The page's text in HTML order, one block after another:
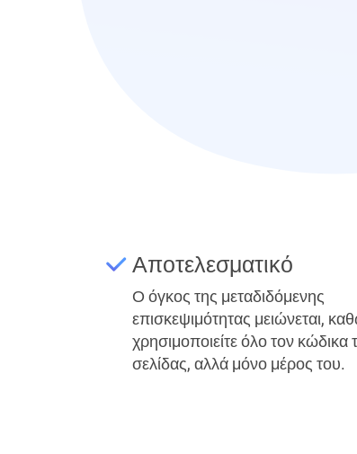
Αποτελεσματικό
Ο όγκος της μεταδιδόμενης
επισκεψιμότητας μειώνεται,
χρησιμοποιείτε όλο τον κώδικα
σελίδας, αλλά μόνο μέρος του.